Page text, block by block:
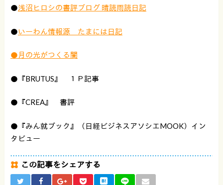
●浅沼ヒロシの書評ブログ 晴読雨読日記
●いーわん情報源 たまには日記
●月の光がつくる闇
●『BRUTUS』 １Ｐ記事
●『CREA』 書評
●『みん就ブック』（日経ビジネスアソシエMOOK）イン
タビュー
この記事をシェアする